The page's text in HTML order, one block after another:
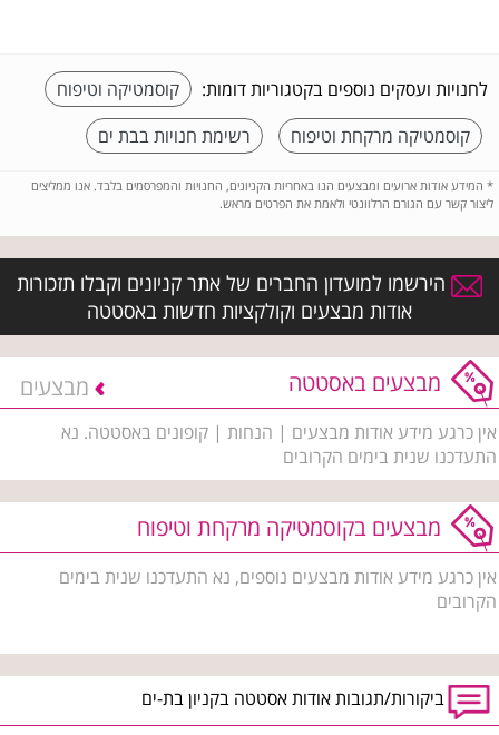
לחנויות ועסקים נוספים בקטגוריות דומות:
קוסמטיקה וטיפוח
קוסמטיקה מרקחת וטיפוח
רשימת חנויות בבת ים
* המידע אודות ארועים ומבצעים הנו באחריות הקניונים, החנויות והמפרסמים בלבד. אנו ממליצים
ליצור קשר עם הגורם הרלוונטי ולאמת את הפרטים מראש.
הירשמו למועדון החברים של אתר קניונים וקבלו תזכורות
אודות מבצעים וקולקציות חדשות באסטטה
מבצעים באסטטה מבצעים
אין כרגע מידע אודות מבצעים | הנחות | קופונים באסטטה. נא
התעדכנו שנית בימים הקרובים
מבצעים בקוסמטיקה מרקחת וטיפוח
אין כרגע מידע אודות מבצעים נוספים, נא התעדכנו שנית בימים
הקרובים
ביקורות/תגובות אודות אסטטה בקניון בת-ים